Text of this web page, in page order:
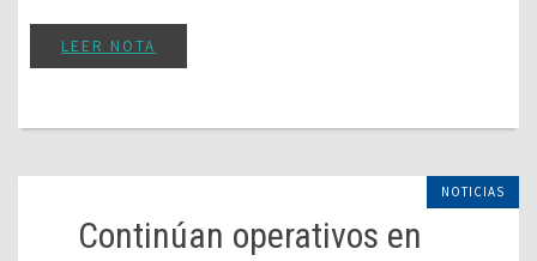
LEER NOTA
NOTICIAS
Continúan operativos en